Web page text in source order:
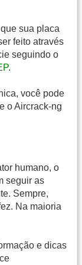
sua placa
feito através
seguindo o
.
você pode
o Aircrack-ng
humano, o
seguir as
Sempre,
Na maioria
e dicas